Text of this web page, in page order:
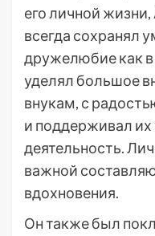
его личной
всегда сохранял
дружелюбие как в
уделял большое
внукам, с
и поддерживал
деятельность.
важной
вдохновения.
Он также был